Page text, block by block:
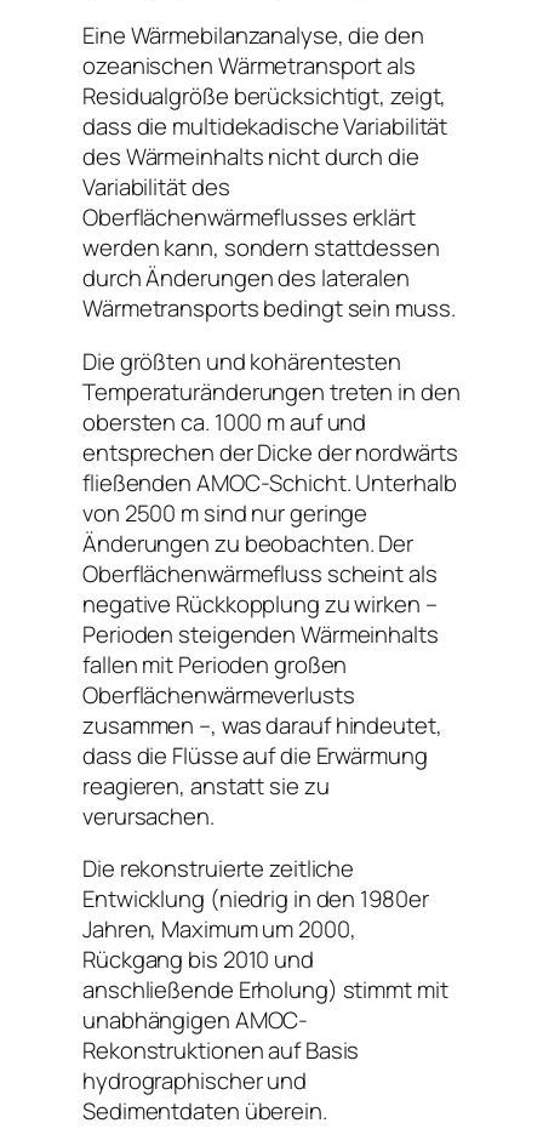
Eine Wärmebilanzanalyse, die den
ozeanischen Wärmetransport als
Residualgröße berücksichtigt, zeigt,
dass die multidekadische Variabilität
des Wärmeinhalts nicht durch die
Variabilität des
Oberflächenwärmeflusses erklärt
werden kann, sondern stattdessen
durch Änderungen des lateralen
Wärmetransports bedingt sein muss.
Die größten und kohärentesten
Temperaturänderungen treten in den
obersten ca. 1000 m auf und
entsprechen der Dicke der nordwärts
fließenden AMOC-Schicht. Unterhalb
von 2500 m sind nur geringe
Änderungen zu beobachten. Der
Oberflächenwärmefluss scheint als
negative Rückkopplung zu wirken –
Perioden steigenden Wärmeinhalts
fallen mit Perioden großen
Oberflächenwärmeverlusts
zusammen –, was darauf hindeutet,
dass die Flüsse auf die Erwärmung
reagieren, anstatt sie zu
verursachen.
Die rekonstruierte zeitliche
Entwicklung (niedrig in den 1980er
Jahren, Maximum um 2000,
Rückgang bis 2010 und
anschließende Erholung) stimmt mit
unabhängigen AMOC-
Rekonstruktionen auf Basis
hydrographischer und
Sedimentdaten überein.